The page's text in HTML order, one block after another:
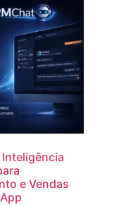
Inteligência
e Vendas